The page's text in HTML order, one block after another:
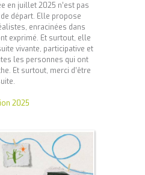
en juillet 2025 n’est pas
départ. Elle propose
enracinées dans
exprimé. Et surtout, elle
vivante, participative et
les personnes qui ont
Et surtout, merci d’être
2025